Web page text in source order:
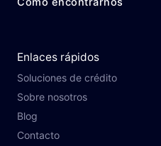
Enlaces rápidos
Soluciones de crédito
Sobre nosotros
Blog
Contacto